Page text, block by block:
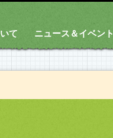
て ニュース＆イベント